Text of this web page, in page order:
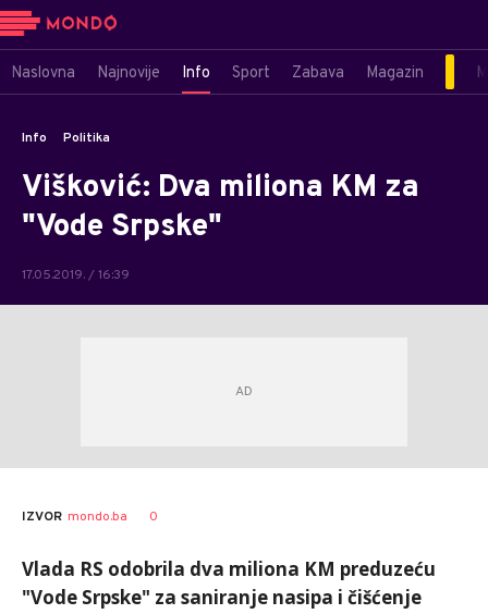
Naslovna Najnovije Info Sport Zabava Magazin
Info Politika
Višković: Dva miliona KM za
"Vode Srpske"
17.05.2019. / 16:39
AUTOR 1
IZVOR mondo.ba 0
Vlada RS odobrila dva miliona KM preduzeću
"Vode Srpske" za saniranje nasipa i čišćenje